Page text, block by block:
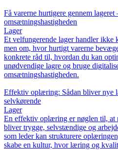
Få varerne hurtigere gennem lageret
omsætningshastigheden
Lager
Et velfungerende lager handler ikke
men om, hvor hurtigt varerne
konkrete råd til, hvordan du kan
unødvendige lagre og bruge
omsætningshastigheden.
Effektiv oplæring: Sådan bliver nye
selvkørende
Lager
En effektiv oplæring er nøglen til, at
bliver trygge, selvstændige og
som leder kan strukturere
skabe en kultur, hvor læring og